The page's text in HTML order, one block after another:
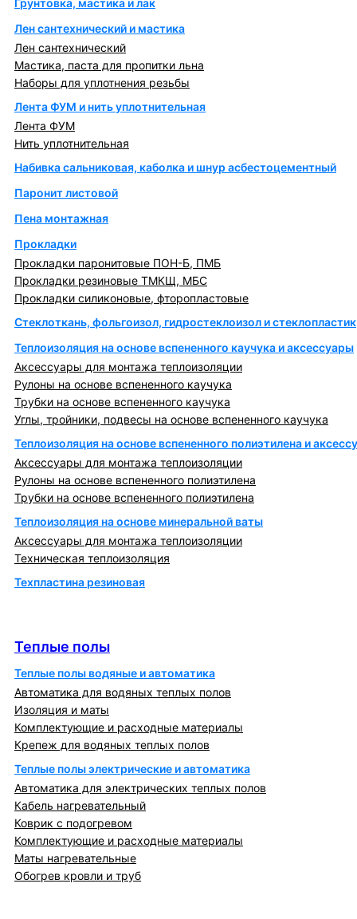
Грунтовка, мастика и лак
Лен сантехнический и мастика
Лен сантехнический
Мастика, паста для пропитки льна
Наборы для уплотнения резьбы
Лента ФУМ и нить уплотнительная
Лента ФУМ
Нить уплотнительная
Набивка сальниковая, каболка и шнур асбестоцементный
Паронит листовой
Пена монтажная
Прокладки
Прокладки паронитовые ПОН-Б, ПМБ
Прокладки резиновые ТМКЩ, МБС
Прокладки силиконовые, фторопластовые
Стеклоткань, фольгоизол, гидростеклоизол и стеклопластик
Теплоизоляция на основе вспененного каучука и аксессуары
Аксессуары для монтажа теплоизоляции
Рулоны на основе вспененного каучука
Трубки на основе вспененного каучука
Углы, тройники, подвесы на основе вспененного каучука
Теплоизоляция на основе вспененного полиэтилена и
Аксессуары для монтажа теплоизоляции
Рулоны на основе вспененного полиэтилена
Трубки на основе вспененного полиэтилена
Теплоизоляция на основе минеральной ваты
Аксессуары для монтажа теплоизоляции
Техническая теплоизоляция
Техпластина резиновая
Теплые полы
Теплые полы водяные и автоматика
Автоматика для водяных теплых полов
Изоляция и маты
Комплектующие и расходные материалы
Крепеж для водяных теплых полов
Теплые полы электрические и автоматика
Автоматика для электрических теплых полов
Кабель нагревательный
Коврик с подогревом
Комплектующие и расходные материалы
Маты нагревательные
Обогрев кровли и труб